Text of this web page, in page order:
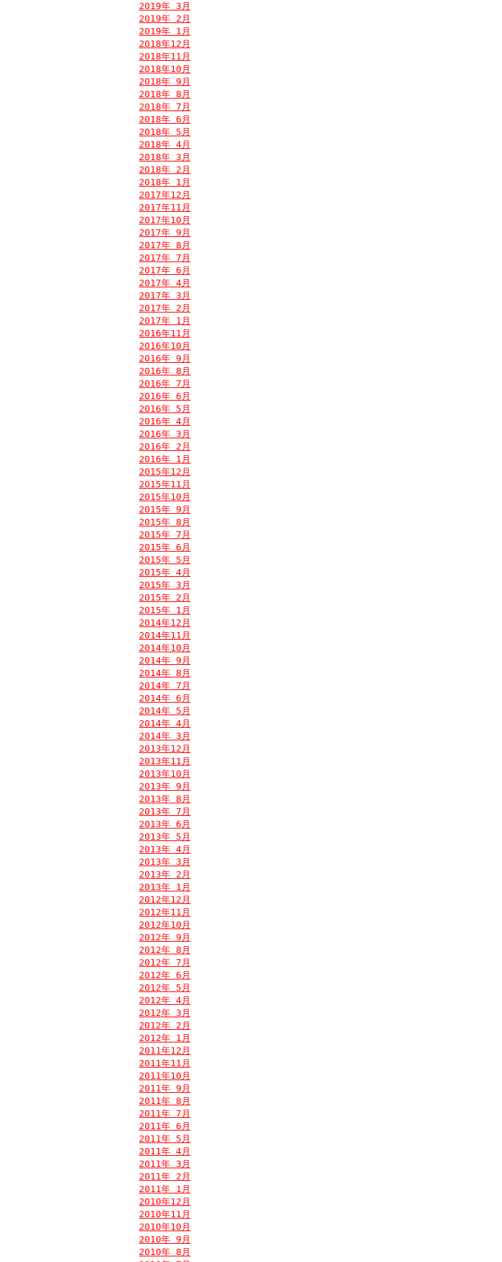
2019年 3月
2019年 2月
2019年 1月
2018年12月
2018年11月
2018年10月
2018年 9月
2018年 8月
2018年 7月
2018年 6月
2018年 5月
2018年 4月
2018年 3月
2018年 2月
2018年 1月
2017年12月
2017年11月
2017年10月
2017年 9月
2017年 8月
2017年 7月
2017年 6月
2017年 4月
2017年 3月
2017年 2月
2017年 1月
2016年11月
2016年10月
2016年 9月
2016年 8月
2016年 7月
2016年 6月
2016年 5月
2016年 4月
2016年 3月
2016年 2月
2016年 1月
2015年12月
2015年11月
2015年10月
2015年 9月
2015年 8月
2015年 7月
2015年 6月
2015年 5月
2015年 4月
2015年 3月
2015年 2月
2015年 1月
2014年12月
2014年11月
2014年10月
2014年 9月
2014年 8月
2014年 7月
2014年 6月
2014年 5月
2014年 4月
2014年 3月
2013年12月
2013年11月
2013年10月
2013年 9月
2013年 8月
2013年 7月
2013年 6月
2013年 5月
2013年 4月
2013年 3月
2013年 2月
2013年 1月
2012年12月
2012年11月
2012年10月
2012年 9月
2012年 8月
2012年 7月
2012年 6月
2012年 5月
2012年 4月
2012年 3月
2012年 2月
2012年 1月
2011年12月
2011年11月
2011年10月
2011年 9月
2011年 8月
2011年 7月
2011年 6月
2011年 5月
2011年 4月
2011年 3月
2011年 2月
2011年 1月
2010年12月
2010年11月
2010年10月
2010年 9月
2010年 8月